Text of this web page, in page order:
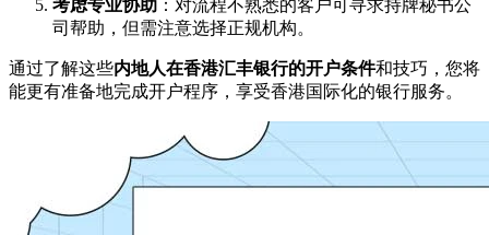
考虑专业协助 ：对流程不熟悉的客户可寻求持牌秘书公
司帮助，但需注意选择正规机构。
通过了解这些内地人在香港汇丰银行的开户条件和技巧，您将
能更有准备地完成开户程序，享受香港国际化的银行服务。